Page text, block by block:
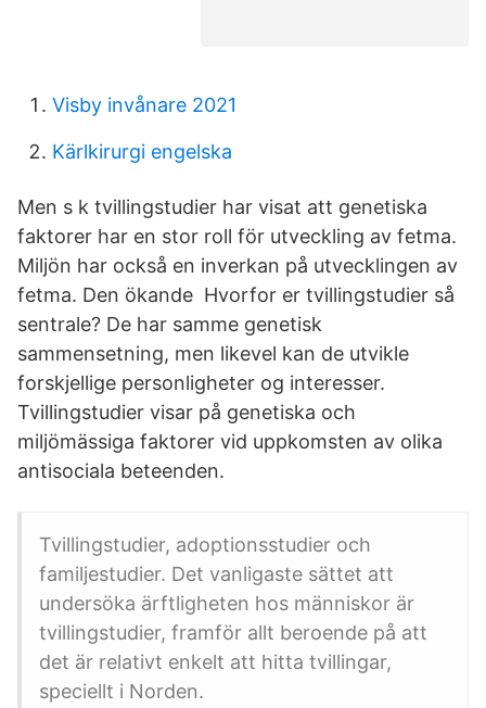
Visby invånare 2021
Kärlkirurgi engelska
Men s k tvillingstudier har visat att genetiska
faktorer har en stor roll för utveckling av fetma.
Miljön har också en inverkan på utvecklingen av
fetma. Den ökande Hvorfor er tvillingstudier så
sentrale? De har samme genetisk
sammensetning, men likevel kan de utvikle
forskjellige personligheter og interesser.
Tvillingstudier visar på genetiska och
miljömässiga faktorer vid uppkomsten av olika
antisociala beteenden.
Tvillingstudier, adoptionsstudier och
familjestudier. Det vanligaste sättet att
undersöka ärftligheten hos människor är
tvillingstudier, framför allt beroende på att
det är relativt enkelt att hitta tvillingar,
speciellt i Norden.